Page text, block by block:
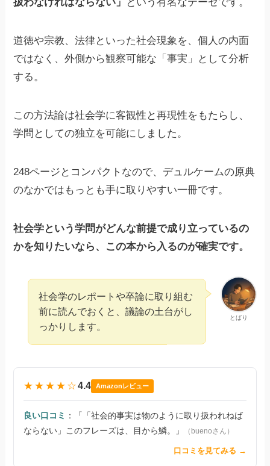
道徳や宗教、法律といった社会現象を、個人の内面
ではなく、外側から観察可能な「事実」として分析
する。
この方法論は社会学に客観性と再現性をもたらし、
学問としての独立を可能にしました。
248ページとコンパクトなので、デュルケームの原典
のなかではもっとも手に取りやすい一冊です。
社会学という学問がどんな前提で成り立っているの
かを知りたいなら、この本から入るのが確実です。
とばり
社会学のレポートや卒論に取り組む
前に読んでおくと、議論の土台がし
っかりします。
★★★★☆4.4 Amazonレビュー
良い口コミ ：「「社会的事実は物のように取り扱われねば
ならない」このフレーズは、目から鱗。」
（buenoさん）
口コミを見てみる →